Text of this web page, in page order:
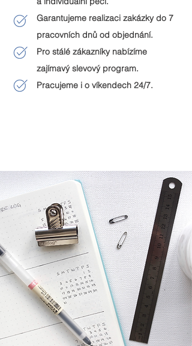
Garantujeme realizaci zakázky do 7
pracovních dnů od objednání.
Pro stálé zákazníky nabízíme
zajímavý slevový program.
Pracujeme i o víkendech 24/7.